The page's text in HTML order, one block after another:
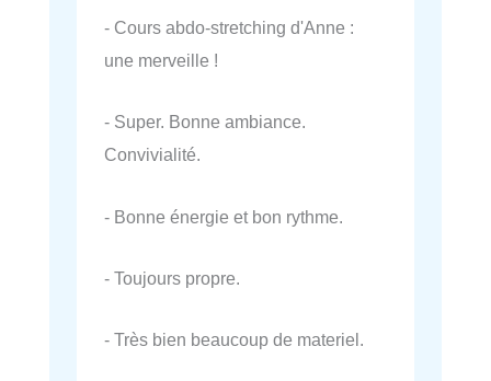
- Cours abdo-stretching d'Anne :
une merveille !
- Super. Bonne ambiance.
Convivialité.
- Bonne énergie et bon rythme.
- Toujours propre.
- Très bien beaucoup de materiel.